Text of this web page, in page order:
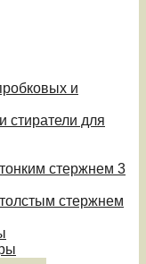
и
стиратели для
стержнем 3
стержнем